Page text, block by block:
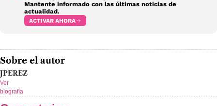
Mantente informado con las últimas noticias de
actualidad.
ACTIVAR AHORA
Sobre el autor
JPEREZ
Ver
biografía